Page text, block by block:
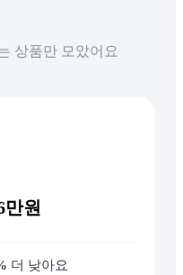
상품만 모았어요
만원
더 낮아요